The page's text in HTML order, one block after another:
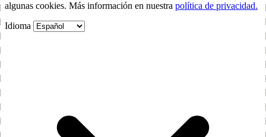
algunas cookies. Más información en nuestra política de privacidad.
Idioma